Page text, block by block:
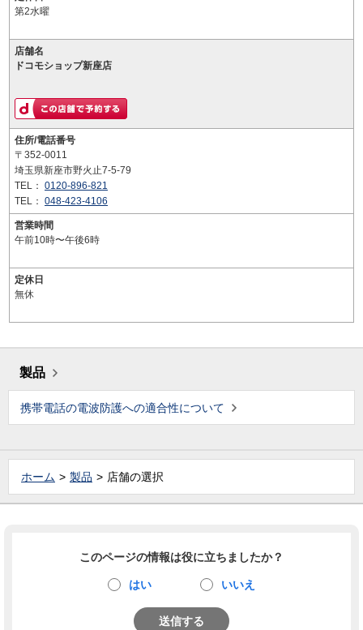
第2水曜
店舗名
ドコモショップ新座店
住所/電話番号
〒352-0011
埼玉県新座市野火止7-5-79
TEL： 0120-896-821
TEL： 048-423-4106
営業時間
午前10時〜午後6時
定休日
無休
製品
携帯電話の電波防護への適合性について
ホーム 製品 店舗の選択
このページの情報は役に立ちましたか？
はい いいえ
送信する